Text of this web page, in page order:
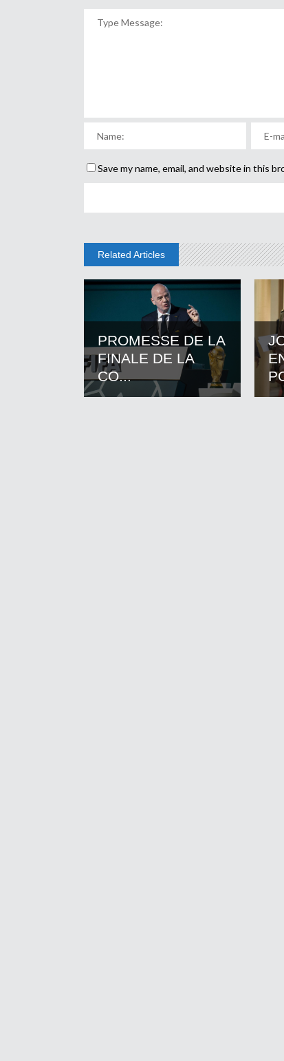
Save my name, email, and website in this
Related Articles
PROMESSE DE LA
FINALE DE LA
CO...